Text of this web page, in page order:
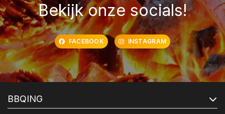
Bekijk onze socials!
FACEBOOK INSTAGRAM
BBQING